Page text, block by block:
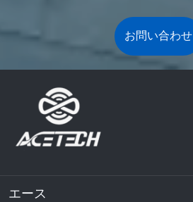
お問い合わせ
エース